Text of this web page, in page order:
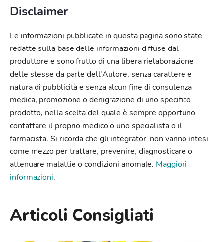
Disclaimer
Le informazioni pubblicate in questa pagina sono state
redatte sulla base delle informazioni diffuse dal
produttore e sono frutto di una libera rielaborazione
delle stesse da parte dell'Autore, senza carattere e
natura di pubblicità e senza alcun fine di consulenza
medica, promozione o denigrazione di uno specifico
prodotto, nella scelta del quale è sempre opportuno
contattare il proprio medico o uno specialista o il
farmacista. Si ricorda che gli integratori non vanno intesi
come mezzo per trattare, prevenire, diagnosticare o
attenuare malattie o condizioni anomale. Maggiori
informazioni.
Articoli Consigliati